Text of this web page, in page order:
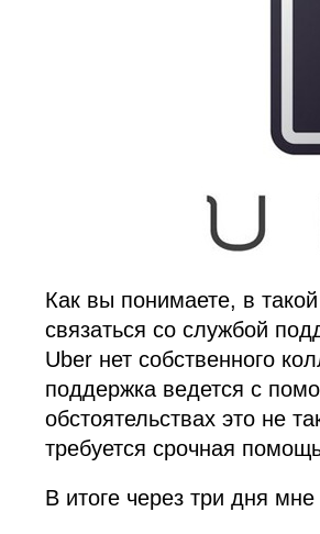
Как вы понимаете, в
связаться со службой
Uber нет собственного
поддержка ведется с
обстоятельствах это не
требуется срочная
В итоге через три дня мне